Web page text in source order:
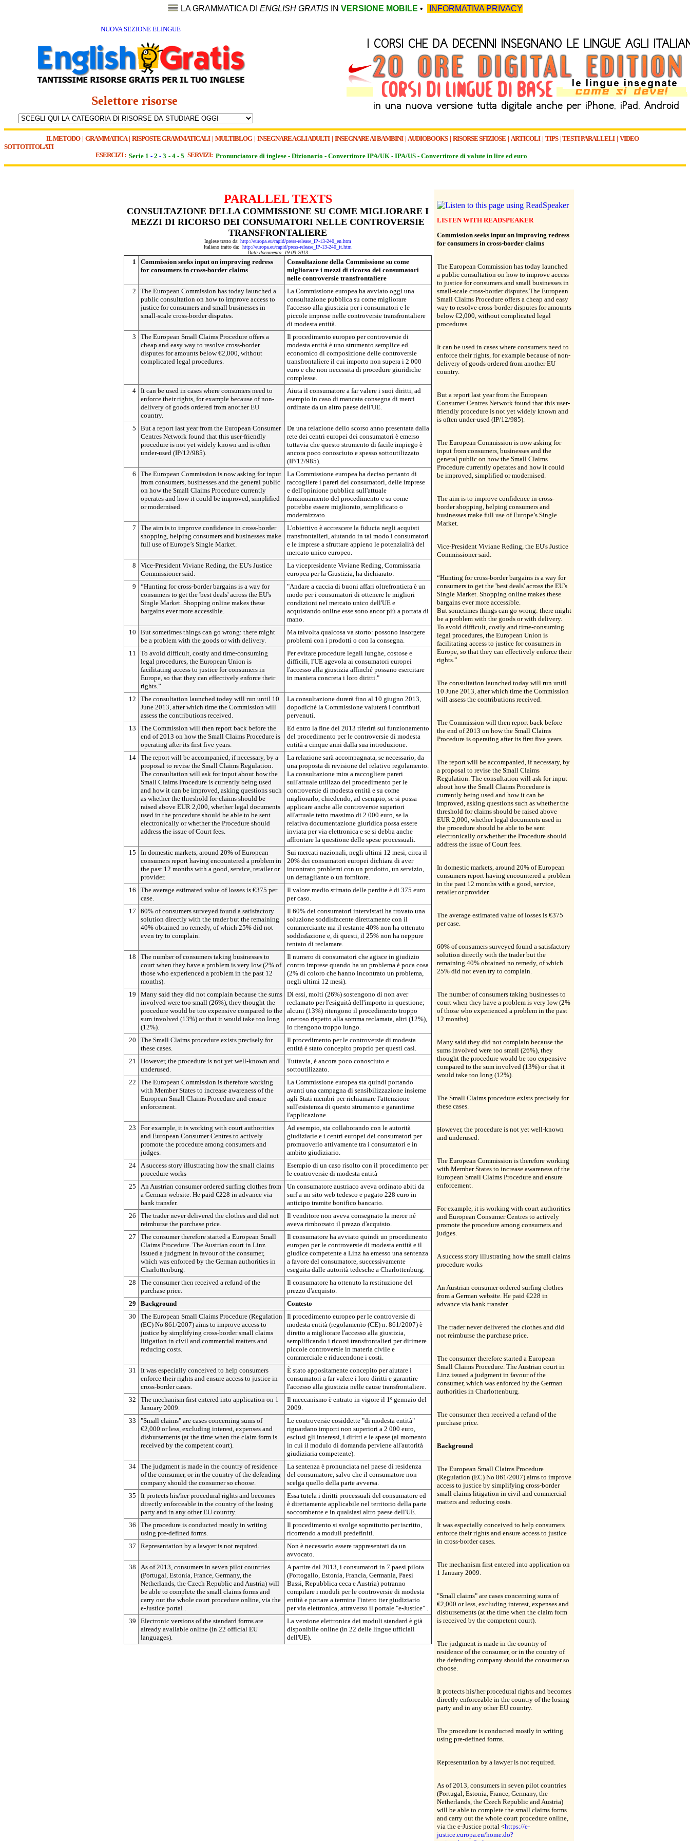
LA GRAMMATICA DI ENGLISH GRATIS IN VERSIONE MOBILE • INFORMATIVA PRIVACY
NUOVA SEZIONE ELINGUE
Selettore risorse
IL METODO| GRAMMATICA| RISPOSTE GRAMMATICALI| MULTIBLOG| INSEGNARE AGLI ADULTI | INSEGNARE AI BAMBINI| AUDIOBOOKS| RISORSE SFIZIOSE | ARTICOLI| TIPS|TESTI PARALLELI| VIDEO
SOTTOTITOLATI
ESERCIZI : Serie 1 - 2 - 3 - 4 - 5 SERVIZI: Pronunciatore di inglese - Dizionario - Convertitore IPA/UK - IPA/US - Convertitore di valute in lire ed euro
PARALLEL TEXTS
CONSULTAZIONE DELLA COMMISSIONE SU COME MIGLIORARE I
MEZZI DI RICORSO DEI CONSUMATORI NELLE CONTROVERSIE
TRANSFRONTALIERE
Inglese tratto da: http://europa.eu/rapid/press-release_IP-13-240_en.htm
Italiano tratto da: http://europa.eu/rapid/press-release_IP-13-240_it.htm
Data documento: 19-03-2013
1
Commission seeks input on improving redress
for consumers in cross-border claims
Consultazione della Commissione su come
migliorare i mezzi di ricorso dei consumatori
nelle controversie transfrontaliere
2
The European Commission has today launched a
public consultation on how to improve access to
justice for consumers and small businesses in
small-scale cross-border disputes.
La Commissione europea ha avviato oggi una
consultazione pubblica su come migliorare
l'accesso alla giustizia per i consumatori e le
piccole imprese nelle controversie transfrontaliere
di modesta entità.
3
The European Small Claims Procedure offers a
cheap and easy way to resolve cross-border
disputes for amounts below €2,000, without
complicated legal procedures.
Il procedimento europeo per controversie di
modesta entità è uno strumento semplice ed
economico di composizione delle controversie
transfrontaliere il cui importo non supera i 2 000
euro e che non necessita di procedure giuridiche
complesse.
4 It can be used in cases where consumers need to
enforce their rights, for example because of non-
delivery of goods ordered from another EU
country.
Aiuta il consumatore a far valere i suoi diritti, ad
esempio in caso di mancata consegna di merci
ordinate da un altro paese dell'UE.
5
But a report last year from the European Consumer
Centres Network found that this user-friendly
procedure is not yet widely known and is often
under-used (IP/12/985).
Da una relazione dello scorso anno presentata dalla
rete dei centri europei dei consumatori è emerso
tuttavia che questo strumento di facile impiego è
ancora poco conosciuto e spesso sottoutilizzato
(IP/12/985).
6
The European Commission is now asking for input
from consumers, businesses and the general public
on how the Small Claims Procedure currently
operates and how it could be improved, simplified
or modernised.
La Commissione europea ha deciso pertanto di
raccogliere i pareri dei consumatori, delle imprese
e dell'opinione pubblica sull'attuale
funzionamento del procedimento e su come
potrebbe essere migliorato, semplificato o
modernizzato.
7
The aim is to improve confidence in cross-border
shopping, helping consumers and businesses make
full use of Europe’s Single Market.
L'obiettivo è accrescere la fiducia negli acquisti
transfrontalieri, aiutando in tal modo i consumatori
e le imprese a sfruttare appieno le potenzialità del
mercato unico europeo.
8
Vice-President Viviane Reding, the EU's Justice
Commissioner said:
La vicepresidente Viviane Reding, Commissaria
europea per la Giustizia, ha dichiarato:
9
“Hunting for cross-border bargains is a way for
consumers to get the 'best deals' across the EU's
Single Market. Shopping online makes these
bargains ever more accessible.
"Andare a caccia di buoni affari oltrefrontiera è un
modo per i consumatori di ottenere le migliori
condizioni nel mercato unico dell'UE e
acquistando online esse sono ancor più a portata di
mano.
10
But sometimes things can go wrong: there might
be a problem with the goods or with delivery.
Ma talvolta qualcosa va storto: possono insorgere
problemi con i prodotti o con la consegna.
11
To avoid difficult, costly and time-consuming
legal procedures, the European Union is
facilitating access to justice for consumers in
Europe, so that they can effectively enforce their
rights.”
Per evitare procedure legali lunghe, costose e
difficili, l'UE agevola ai consumatori europei
l'accesso alla giustizia affinché possano esercitare
in maniera concreta i loro diritti."
12
The consultation launched today will run until 10
June 2013, after which time the Commission will
assess the contributions received.
La consultazione durerà fino al 10 giugno 2013,
dopodiché la Commissione valuterà i contributi
pervenuti.
13
The Commission will then report back before the
end of 2013 on how the Small Claims Procedure is
operating after its first five years.
Ed entro la fine del 2013 riferirà sul funzionamento
del procedimento per le controversie di modesta
entità a cinque anni dalla sua introduzione.
14 The report will be accompanied, if necessary, by a
proposal to revise the Small Claims Regulation.
The consultation will ask for input about how the
Small Claims Procedure is currently being used
and how it can be improved, asking questions such
as whether the threshold for claims should be
raised above EUR 2,000, whether legal documents
used in the procedure should be able to be sent
electronically or whether the Procedure should
address the issue of Court fees.
La relazione sarà accompagnata, se necessario, da
una proposta di revisione del relativo regolamento.
La consultazione mira a raccogliere pareri
sull'attuale utilizzo del procedimento per le
controversie di modesta entità e su come
migliorarlo, chiedendo, ad esempio, se si possa
applicare anche alle controversie superiori
all'attuale tetto massimo di 2 000 euro, se la
relativa documentazione giuridica possa essere
inviata per via elettronica e se si debba anche
affrontare la questione delle spese processuali.
15
In domestic markets, around 20% of European
consumers report having encountered a problem in
the past 12 months with a good, service, retailer or
provider.
Sui mercati nazionali, negli ultimi 12 mesi, circa il
20% dei consumatori europei dichiara di aver
incontrato problemi con un prodotto, un servizio,
un dettagliante o un fornitore.
16
The average estimated value of losses is €375 per
case.
Il valore medio stimato delle perdite è di 375 euro
per caso.
17
60% of consumers surveyed found a satisfactory
solution directly with the trader but the remaining
40% obtained no remedy, of which 25% did not
even try to complain.
Il 60% dei consumatori intervistati ha trovato una
soluzione soddisfacente direttamente con il
commerciante ma il restante 40% non ha ottenuto
soddisfazione e, di questi, il 25% non ha neppure
tentato di reclamare.
18
The number of consumers taking businesses to
court when they have a problem is very low (2% of
those who experienced a problem in the past 12
months).
Il numero di consumatori che agisce in giudizio
contro imprese quando ha un problema è poca cosa
(2% di coloro che hanno incontrato un problema,
negli ultimi 12 mesi).
19
Many said they did not complain because the sums
involved were too small (26%), they thought the
procedure would be too expensive compared to the
sum involved (13%) or that it would take too long
(12%).
Di essi, molti (26%) sostengono di non aver
reclamato per l'esiguità dell'importo in questione;
alcuni (13%) ritengono il procedimento troppo
oneroso rispetto alla somma reclamata, altri (12%),
lo ritengono troppo lungo.
20
The Small Claims procedure exists precisely for
these cases.
Il procedimento per le controversie di modesta
entità è stato concepito proprio per questi casi.
21
However, the procedure is not yet well-known and
underused.
Tuttavia, è ancora poco conosciuto e
sottoutilizzato.
22
The European Commission is therefore working
with Member States to increase awareness of the
European Small Claims Procedure and ensure
enforcement.
La Commissione europea sta quindi portando
avanti una campagna di sensibilizzazione insieme
agli Stati membri per richiamare l'attenzione
sull'esistenza di questo strumento e garantirne
l'applicazione.
23
For example, it is working with court authorities
and European Consumer Centres to actively
promote the procedure among consumers and
judges.
Ad esempio, sta collaborando con le autorità
giudiziarie e i centri europei dei consumatori per
promuoverlo attivamente tra i consumatori e in
ambito giudiziario.
24 A success story illustrating how the small claims
procedure works
Esempio di un caso risolto con il procedimento per
le controversie di modesta entità
25
An Austrian consumer ordered surfing clothes from
a German website. He paid €228 in advance via
bank transfer.
Un consumatore austriaco aveva ordinato abiti da
surf a un sito web tedesco e pagato 228 euro in
anticipo tramite bonifico bancario.
26
The trader never delivered the clothes and did not
reimburse the purchase price.
Il venditore non aveva consegnato la merce né
aveva rimborsato il prezzo d'acquisto.
27
The consumer therefore started a European Small
Claims Procedure. The Austrian court in Linz
issued a judgment in favour of the consumer,
which was enforced by the German authorities in
Charlottenburg.
Il consumatore ha avviato quindi un procedimento
europeo per le controversie di modesta entità e il
giudice competente a Linz ha emesso una sentenza
a favore del consumatore, successivamente
eseguita dalle autorità tedesche a Charlottenburg.
28
The consumer then received a refund of the
purchase price.
Il consumatore ha ottenuto la restituzione del
prezzo d'acquisto.
29
Background
Contesto
30
The European Small Claims Procedure (Regulation
(EC) No 861/2007) aims to improve access to
justice by simplifying cross-border small claims
litigation in civil and commercial matters and
reducing costs.
Il procedimento europeo per le controversie di
modesta entità (regolamento (CE) n. 861/2007) è
diretto a migliorare l'accesso alla giustizia,
semplificando i ricorsi transfrontalieri per dirimere
piccole controversie in materia civile e
commerciale e riducendone i costi.
31
It was especially conceived to help consumers
enforce their rights and ensure access to justice in
cross-border cases.
È stato appositamente concepito per aiutare i
consumatori a far valere i loro diritti e garantire
l'accesso alla giustizia nelle cause transfrontaliere.
32
The mechanism first entered into application on 1
January 2009.
Il meccanismo è entrato in vigore il 1º gennaio del
2009.
33
"Small claims" are cases concerning sums of
€2,000 or less, excluding interest, expenses and
disbursements (at the time when the claim form is
received by the competent court).
Le controversie cosiddette "di modesta entità"
riguardano importi non superiori a 2 000 euro,
esclusi gli interessi, i diritti e le spese (al momento
in cui il modulo di domanda perviene all'autorità
giudiziaria competente).
34 The judgment is made in the country of residence
of the consumer, or in the country of the defending
company should the consumer so choose.
La sentenza è pronunciata nel paese di residenza
del consumatore, salvo che il consumatore non
scelga quello della parte avversa.
35
It protects his/her procedural rights and becomes
directly enforceable in the country of the losing
party and in any other EU country.
Essa tutela i diritti processuali del consumatore ed
è direttamente applicabile nel territorio della parte
soccombente e in qualsiasi altro paese dell'UE.
36
The procedure is conducted mostly in writing
using pre-defined forms.
Il procedimento si svolge soprattutto per iscritto,
ricorrendo a moduli predefiniti.
37
Representation by a lawyer is not required.
Non è necessario essere rappresentati da un
avvocato.
38
As of 2013, consumers in seven pilot countries
(Portugal, Estonia, France, Germany, the
Netherlands, the Czech Republic and Austria) will
be able to complete the small claims forms and
carry out the whole court procedure online, via the
e-Justice portal .
A partire dal 2013, i consumatori in 7 paesi pilota
(Portogallo, Estonia, Francia, Germania, Paesi
Bassi, Repubblica ceca e Austria) potranno
compilare i moduli per le controversie di modesta
entità e portare a termine l'intero iter giudiziario
per via elettronica, attraverso il portale "e-Justice" .
39
Electronic versions of the standard forms are
already available online (in 22 official EU
languages).
La versione elettronica dei moduli standard è già
disponibile online (in 22 delle lingue ufficiali
dell'UE).
LISTEN WITH READSPEAKER
Commission seeks input on improving redress
for consumers in cross-border claims
The European Commission has today launched
a public consultation on how to improve access
to justice for consumers and small businesses in
small-scale cross-border disputes.The European
Small Claims Procedure offers a cheap and easy
way to resolve cross-border disputes for amounts
below €2,000, without complicated legal
procedures.
It can be used in cases where consumers need to
enforce their rights, for example because of non-
delivery of goods ordered from another EU
country.
But a report last year from the European
Consumer Centres Network found that this user-
friendly procedure is not yet widely known and
is often under-used (IP/12/985).
The European Commission is now asking for
input from consumers, businesses and the
general public on how the Small Claims
Procedure currently operates and how it could
be improved, simplified or modernised.
The aim is to improve confidence in cross-
border shopping, helping consumers and
businesses make full use of Europe’s Single
Market.
Vice-President Viviane Reding, the EU's Justice
Commissioner said:
“Hunting for cross-border bargains is a way for
consumers to get the 'best deals' across the EU's
Single Market. Shopping online makes these
bargains ever more accessible.
But sometimes things can go wrong: there might
be a problem with the goods or with delivery.
To avoid difficult, costly and time-consuming
legal procedures, the European Union is
facilitating access to justice for consumers in
Europe, so that they can effectively enforce their
rights.”
The consultation launched today will run until
10 June 2013, after which time the Commission
will assess the contributions received.
The Commission will then report back before
the end of 2013 on how the Small Claims
Procedure is operating after its first five years.
The report will be accompanied, if necessary, by
a proposal to revise the Small Claims
Regulation. The consultation will ask for input
about how the Small Claims Procedure is
currently being used and how it can be
improved, asking questions such as whether the
threshold for claims should be raised above
EUR 2,000, whether legal documents used in
the procedure should be able to be sent
electronically or whether the Procedure should
address the issue of Court fees.
In domestic markets, around 20% of European
consumers report having encountered a problem
in the past 12 months with a good, service,
retailer or provider.
The average estimated value of losses is €375
per case.
60% of consumers surveyed found a satisfactory
solution directly with the trader but the
remaining 40% obtained no remedy, of which
25% did not even try to complain.
The number of consumers taking businesses to
court when they have a problem is very low (2%
of those who experienced a problem in the past
12 months).
Many said they did not complain because the
sums involved were too small (26%), they
thought the procedure would be too expensive
compared to the sum involved (13%) or that it
would take too long (12%).
The Small Claims procedure exists precisely for
these cases.
However, the procedure is not yet well-known
and underused.
The European Commission is therefore working
with Member States to increase awareness of the
European Small Claims Procedure and ensure
enforcement.
For example, it is working with court authorities
and European Consumer Centres to actively
promote the procedure among consumers and
judges.
A success story illustrating how the small claims
procedure works
An Austrian consumer ordered surfing clothes
from a German website. He paid €228 in
advance via bank transfer.
The trader never delivered the clothes and did
not reimburse the purchase price.
The consumer therefore started a European
Small Claims Procedure. The Austrian court in
Linz issued a judgment in favour of the
consumer, which was enforced by the German
authorities in Charlottenburg.
The consumer then received a refund of the
purchase price.
Background
The European Small Claims Procedure
(Regulation (EC) No 861/2007) aims to improve
access to justice by simplifying cross-border
small claims litigation in civil and commercial
matters and reducing costs.
It was especially conceived to help consumers
enforce their rights and ensure access to justice
in cross-border cases.
The mechanism first entered into application on
1 January 2009.
"Small claims" are cases concerning sums of
€2,000 or less, excluding interest, expenses and
disbursements (at the time when the claim form
is received by the competent court).
The judgment is made in the country of
residence of the consumer, or in the country of
the defending company should the consumer so
choose.
It protects his/her procedural rights and becomes
directly enforceable in the country of the losing
party and in any other EU country.
The procedure is conducted mostly in writing
using pre-defined forms.
Representation by a lawyer is not required.
As of 2013, consumers in seven pilot countries
(Portugal, Estonia, France, Germany, the
Netherlands, the Czech Republic and Austria)
will be able to complete the small claims forms
and carry out the whole court procedure online,
via the e-Justice portal <https://e-
justice.europa.eu/home.do?